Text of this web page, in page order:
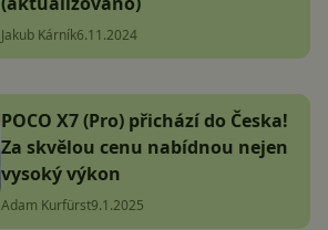
Jakub Kárník6.11.2024
POCO X7 (Pro) přichází do Česka!
Za skvělou cenu nabídnou nejen
vysoký výkon
Adam Kurfürst9.1.2025